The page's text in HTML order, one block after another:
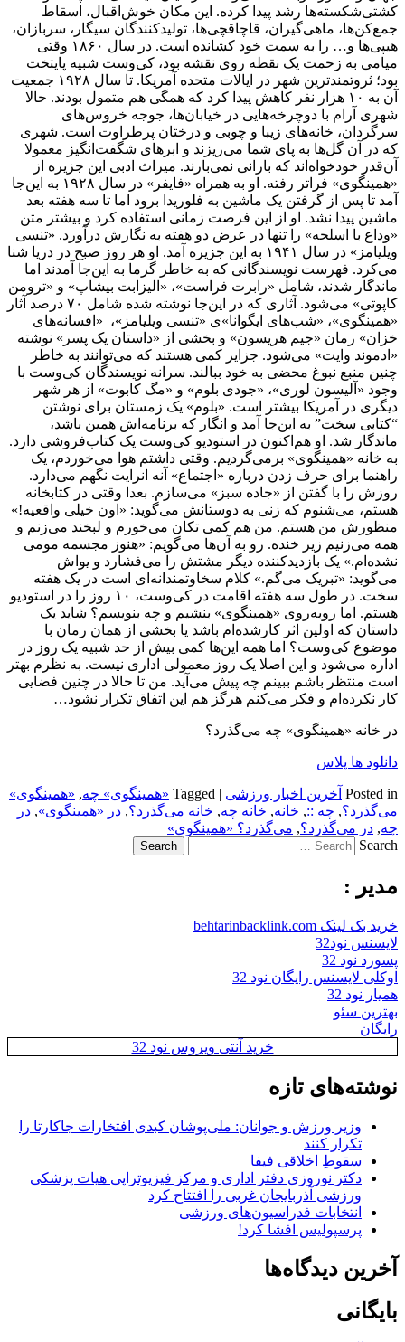
کشتی‌شکسته‌ها رشد پیدا کرده. این مکان خوش‌اقبال، اسقاط
جمع‌کن‌ها، ماهی‌گیران، قاچاقچی‌ها، تولیدکنندگان سیگار، سربازان،
هیپی‌ها و… را به سمت خود کشانده است. در سال ۱۸۶۰ وقتی
میامی به زحمت یک نقطه روی نقشه بود، کی‌وست شبیه پایتخت
بود؛ ثروتمندترین شهر در ایالات متحده آمریکا. تا سال ۱۹۲۸ جمعیت
آن به ۱۰ هزار نفر کاهش پیدا کرد که همگی هم متمول بودند. حالا
شهری آرام با دوچرخه‌هایی در خیابان‌ها، جوجه خروس‌های
سرگردان، خانه‌های زیبا و چوبی و درختان پرطراوت است. شهری
که در آن گل‌ها به پای شما می‌ریزند و ابرهای شگفت‌انگیز معمولا
آن‌قدر خودخواه‌اند که بارانی نمی‌بارند. میراث ادبی این جزیره از
«همینگوی» فراتر رفته. او به همراه «فایفر» در سال ۱۹۲۸ به این‌جا
آمد تا پس از گرفتن یک ماشین به فلوریدا برود اما تا سه هفته بعد
ماشین پیدا نشد. او از این فرصت زمانی استفاده کرد و بیشتر متن
«وداع با اسلحه» را تنها در عرض دو هفته به نگارش درآورد. «تنسی
ویلیامز» در سال ۱۹۴۱ به این جزیره آمد. او هر روز صبح در دریا شنا
می‌کرد. فهرست نویسندگانی که به خاطر گرما به این‌جا آمدند اما
ماندگار شدند، شامل «رابرت فراست»، «الیزابت بیشاپ» و «ترومن
کاپوتی» می‌شود. آثاری که در این‌جا نوشته شده شامل ۷۰ درصد آثار
«همینگوی»، «شب‌های ایگوانا»ی «تنسی ویلیامز»، ‌ «افسانه‌های
خزان» رمان «جیم هریسون» و بخشی از «داستان یک پسر» نوشته
«ادموند وایت» می‌شود. جزایر کمی هستند که می‌توانند به خاطر
چنین منبع نبوغ محضی به خود ببالند. سرانه نویسندگان کی‌وست با
وجود «آلیسون لوری»، «جودی بلوم» و «مگ کابوت» از هر شهر
دیگری در آمریکا بیشتر است. «بلوم» یک زمستان برای نوشتن
“کتابی سخت” به این‌جا آمد و انگار که برنامه‌اش همین باشد،
ماندگار شد. او هم‌اکنون در استودیو کی‌وست یک کتاب‌فروشی دارد.
به خانه «همینگوی» برمی‌گردیم. وقتی داشتم هوا می‌خوردم، یک
راهنما برای حرف زدن درباره «اجتماع» آنه انرایت نگهم می‌دارد.
روزش را با گفتن از «جاده سبز» می‌سازم. بعدا وقتی در کتابخانه
هستم، می‌شنوم که زنی به دوستانش می‌گوید: «اون خیلی واقعیه!»
منظورش من هستم. من هم کمی تکان می‌خورم و لبخند می‌زنم و
همه می‌زنیم زیر خنده. رو به آن‌ها می‌گویم: «هنوز مجسمه مومی
نشده‌ام.» یک بازدیدکننده دیگر مشتش را می‌فشارد و یواش
می‌گوید: «تبریک می‌گم.» کلام سخاوتمندانه‌ای است در یک هفته
سخت. در طول سه هفته اقامت در کی‌وست، ۱۰ روز را در استودیو
هستم. اما روبه‌روی «همینگوی» بنشیم و چه بنویسم؟ شاید یک
داستان که اولین اثر کارشده‌ام باشد یا بخشی از همان رمان با
موضوع کی‌وست؟ اما همه این‌ها کمی بیش از حد شبیه یک روز در
اداره می‌شود و این اصلا یک روز معمولی اداری نیست. به نظرم بهتر
است منتظر باشم ببینم چه پیش می‌آید. من تا حالا در چنین فضایی
کار نکرده‌ام و فکر می‌کنم هرگز هم این اتفاق تکرار نشود…
در خانه «همینگوی» چه می‌گذرد؟
دانلود ها پلاس
Posted in آخرین اخبار ورزشی |
Tagged «همینگوی» چه, «همینگوی»
می‌گذرد؟, چه ::, خانه, خانه چه, خانه می‌گذرد؟, در «همینگوی», در
چه, در می‌گذرد؟, می‌گذرد؟ «همینگوی»
Search
مدیر :
خرید بک لینک behtarinbacklink.com
لایسنس نود32
پسورد نود 32
اوکلی لایسنس رایگان نود 32
همیار نود 32
بهترین سئو
رایگان
خرید آنتی ویروس نود 32
نوشته‌های تازه
وزیر ورزش و جوانان: ملی‌پوشان کبدی افتخارات جاکارتا را
تکرار کنند
سقوطِ اخلاقی فیفا
دکتر نوروزی دفتر اداری و مرکز فیزیوتراپی هیات پزشکی
ورزشی آذربایجان غربی را افتتاح کرد
انتخابات فدراسیون‌های ورزشی
پرسپولیس افشا کرد!
آخرین دیدگاه‌ها
بایگانی